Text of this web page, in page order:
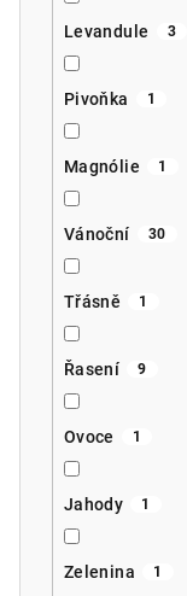
Levandule 3
Pivoňka 1
Magnólie 1
Vánoční 30
Třásně 1
Řasení 9
Ovoce 1
Jahody 1
Zelenina 1